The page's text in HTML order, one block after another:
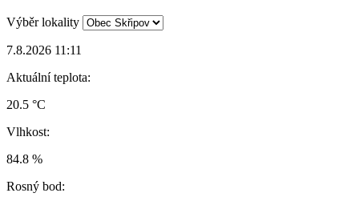
Výběr lokality
7.8.2026 11:11
Aktuální teplota:
20.5 °C
Vlhkost:
84.8 %
Rosný bod: